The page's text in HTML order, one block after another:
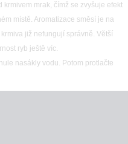
mrak, čímž se zvyšuje efekt
místě. Aromatizace směsí je na
již nefungují správně. Větší
ryb ještě víc.
nasákly vodu. Potom protlačte